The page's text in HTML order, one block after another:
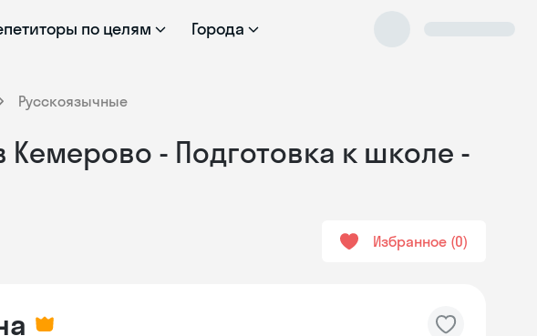
по целям Города
Русскоязычные
Кемерово - Подготовка к школе -
Избранное 0